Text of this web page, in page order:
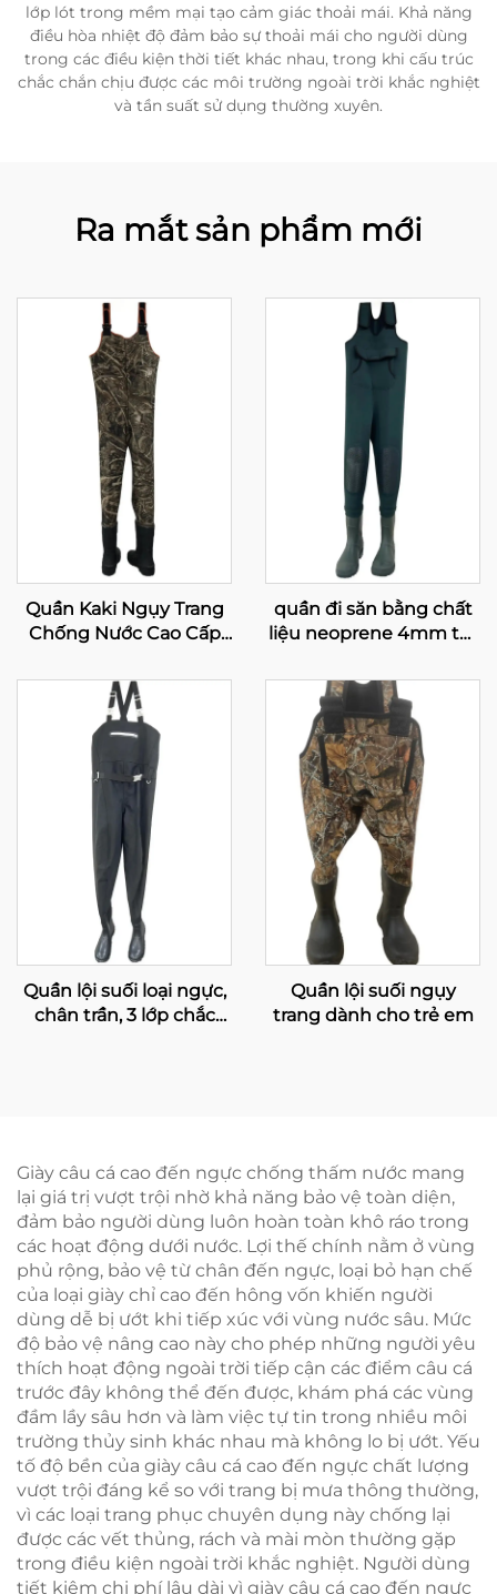
lớp lót trong mềm mại tạo cảm giác thoải mái. Khả năng
điều hòa nhiệt độ đảm bảo sự thoải mái cho người dùng
trong các điều kiện thời tiết khác nhau, trong khi cấu trúc
chắc chắn chịu được các môi trường ngoài trời khắc nghiệt
và tần suất sử dụng thường xuyên.
Ra mắt sản phẩm mới
Quần Kaki Ngụy Trang
Chống Nước Cao Cấp
Bằng Neoprene
quần đi săn bằng chất
liệu neoprene 4mm tốt
có giày PVC
Quần lội suối loại ngực,
chân trần, 3 lớp chắc
Quần lội suối ngụy
trang dành cho trẻ em
Giày câu cá cao đến ngực chống thấm nước mang
lại giá trị vượt trội nhờ khả năng bảo vệ toàn diện,
đảm bảo người dùng luôn hoàn toàn khô ráo trong
các hoạt động dưới nước. Lợi thế chính nằm ở vùng
phủ rộng, bảo vệ từ chân đến ngực, loại bỏ hạn chế
của loại giày chỉ cao đến hông vốn khiến người
dùng dễ bị ướt khi tiếp xúc với vùng nước sâu. Mức
độ bảo vệ nâng cao này cho phép những người yêu
thích hoạt động ngoài trời tiếp cận các điểm câu cá
trước đây không thể đến được, khám phá các vùng
đầm lầy sâu hơn và làm việc tự tin trong nhiều môi
trường thủy sinh khác nhau mà không lo bị ướt. Yếu
tố độ bền của giày câu cá cao đến ngực chất lượng
vượt trội đáng kể so với trang bị mưa thông thường,
vì các loại trang phục chuyên dụng này chống lại
được các vết thủng, rách và mài mòn thường gặp
trong điều kiện ngoài trời khắc nghiệt. Người dùng
tiết kiệm chi phí lâu dài vì giày câu cá cao đến ngực